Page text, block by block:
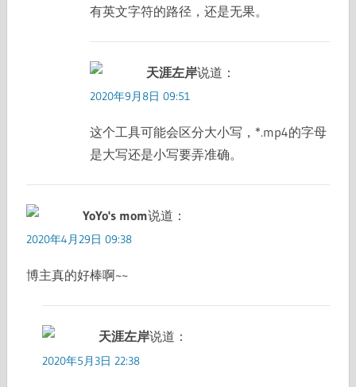
有英文字符的路径，还是无果。
天涯左岸说道：
2020年9月8日 09:51
这个工具可能会区分大小写，*.mp4的字母
是大写还是小写要弄准确。
YoYo's mom说道：
2020年4月29日 09:38
博主真的好棒啊~~
天涯左岸说道：
2020年5月3日 22:38